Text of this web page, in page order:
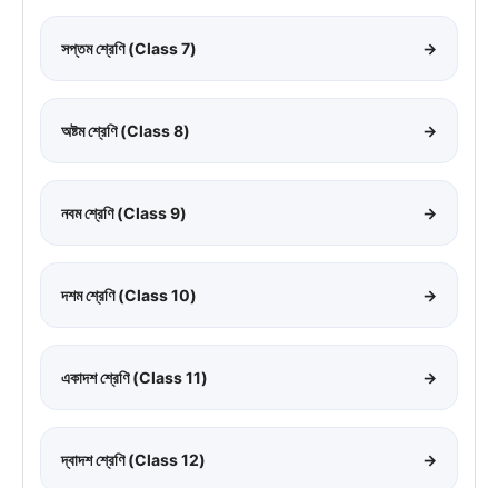
সপ্তম শ্রেণি (Class 7) →
অষ্টম শ্রেণি (Class 8) →
নবম শ্রেণি (Class 9) →
দশম শ্রেণি (Class 10) →
একাদশ শ্রেণি (Class 11) →
দ্বাদশ শ্রেণি (Class 12) →